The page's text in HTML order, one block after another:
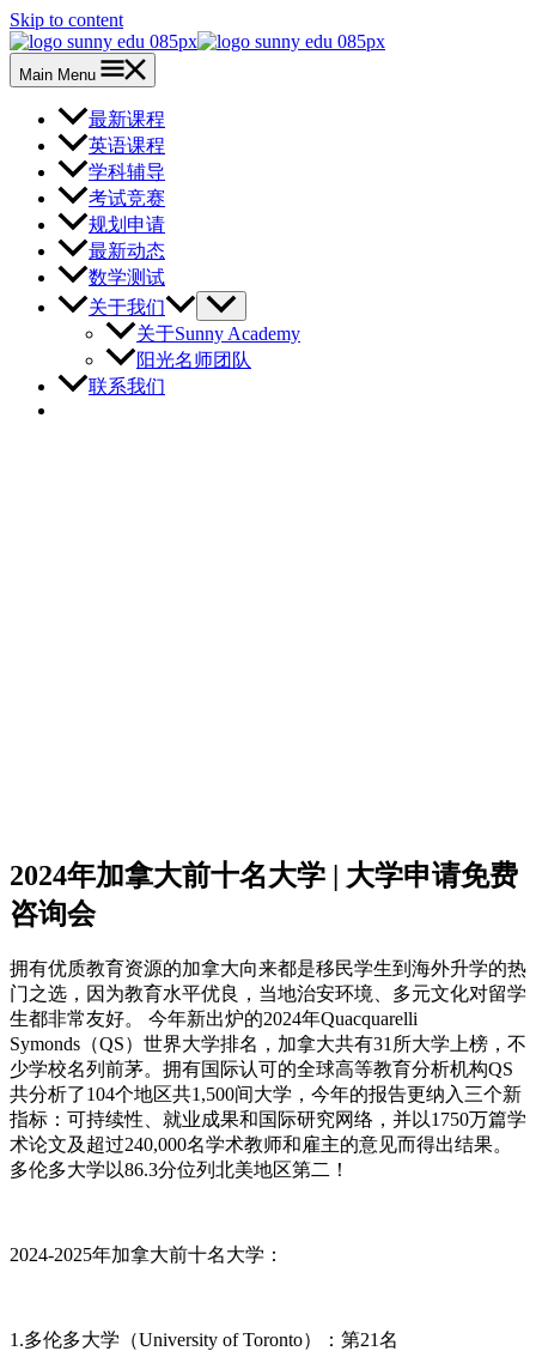
Skip to content
Main Menu
最新课程
英语课程
学科辅导
考试竞赛
规划申请
最新动态
数学测试
关于我们
关于Sunny Academy
阳光名师团队
联系我们
2024年加拿大前十名大学 | 大学申请免费
咨询会
拥有优质教育资源的加拿大向来都是移民学生到海外升学的热
门之选，因为教育水平优良，当地治安环境、多元文化对留学
生都非常友好。 今年新出炉的2024年Quacquarelli
Symonds（QS）世界大学排名，加拿大共有31所大学上榜，不
少学校名列前茅。拥有国际认可的全球高等教育分析机构QS
共分析了104个地区共1,500间大学，今年的报告更纳入三个新
指标：可持续性、就业成果和国际研究网络，并以1750万篇学
术论文及超过240,000名学术教师和雇主的意见而得出结果。
多伦多大学以86.3分位列北美地区第二！
2024-2025年加拿大前十名大学：
1.多伦多大学（University of Toronto）：第21名